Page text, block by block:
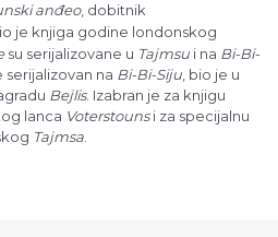
anđeo, dobitnik
je knjiga godine londonskog
su serijalizovane u Tajmsu i na Bi-Bi-
serijalizovan na Bi-Bi-Siju , bio je u
Bejlis. Izabran je za knjigu
lanca Voterstounsi za specijalnu
Tajmsa